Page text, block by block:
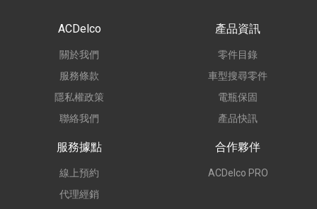
ACDelco
關於我們
服務條款
隱私權政策
聯絡我們
產品資訊
零件目錄
車型搜尋零件
電瓶保固
產品快訊
服務據點
線上預約
代理經銷
合作夥伴
ACDelco PRO